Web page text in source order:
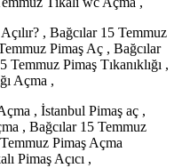
, Bağcılar 15 Temmuz
Pimaş Aç , Bağcılar
Pimaş Tıkanıklığı ,
Açma ,
, İstanbul Pimaş aç ,
, Bağcılar 15 Temmuz
Pimaş Açma
Pimaş Açıcı ,